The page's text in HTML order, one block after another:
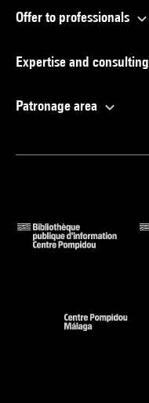
Offer to professionals
Expertise and consulting
Patronage area